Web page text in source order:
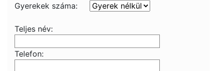
Gyerekek száma:
Teljes név:
Telefon: